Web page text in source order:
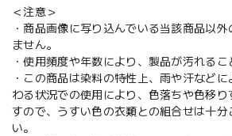
＜注意＞
・商品画像に写り込んでいる当該商品以
ません。
・使用頻度や年数により、製品が汚れるこ
・この商品は染料の特性上、雨や汗など
わる状況での使用により、色落ちや色移
すので、うすい色の衣類との組合せは十
い。